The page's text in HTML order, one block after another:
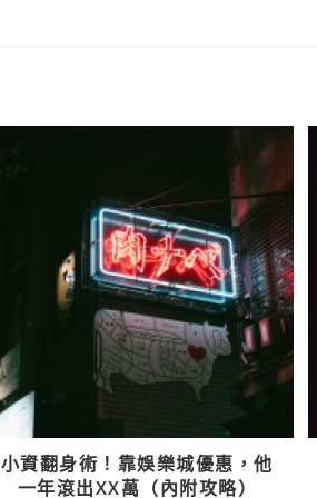
小資翻身術！靠娛樂城優惠，他
一年滾出XX萬（內附攻略）